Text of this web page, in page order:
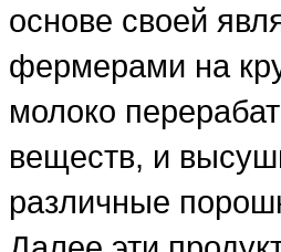
основе своей
фермерами на
молоко
веществ, и
различные